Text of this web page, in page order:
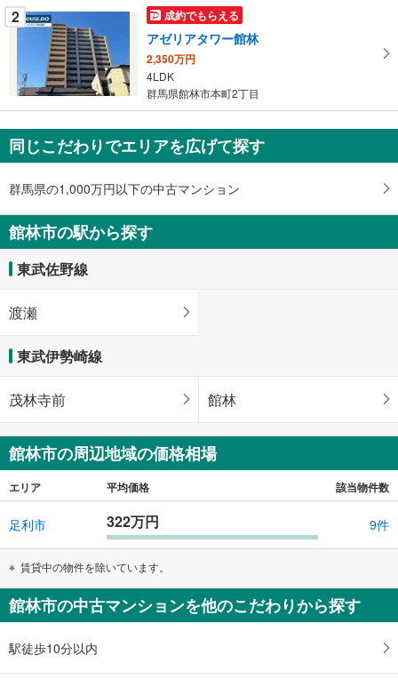
件
イ
ペ
ジ
に
存
す
る
2 成約でもらえる
アゼリアタワー館林
2,350万円
4LDK
群馬県館林市本町2丁目
同じこだわりでエリアを広げて探す
群馬県の1,000万円以下の中古マンション
館林市の駅から探す
東武佐野線
渡瀬
東武伊勢崎線
茂林寺前 館林
館林市の周辺地域の価格相場
エリア 平均価格 該当物件数
足利市 322万円 9件
賃貸中の物件を除いています。
館林市の中古マンションを他のこだわりから探す
駅徒歩10分以内